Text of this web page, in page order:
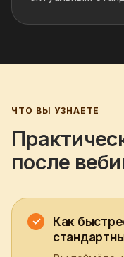
ЧТО ВЫ УЗНАЕТЕ
после
Как